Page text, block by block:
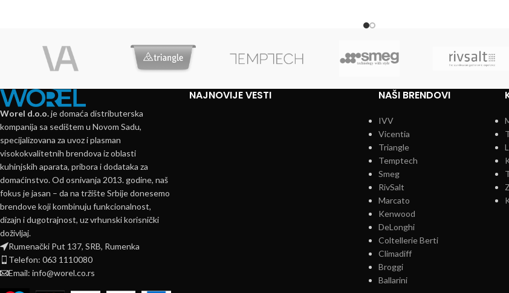
Worel d.o.o.je domaća distributerska
kompanija sa sedištem u Novom Sadu,
specijalizovana za uvoz i plasman
visokokvalitetnih brendova iz oblasti
kuhinjskih aparata, pribora i dodataka za
domaćinstvo. Od osnivanja 2013. godine, naš
fokus je jasan – da na tržište Srbije donesemo
brendove koji kombinuju funkcionalnost,
dizajn i dugotrajnost, uz vrhunski korisnički
doživljaj.
Rumenački Put 137, SRB, Rumenka
Telefon: 063 1110080
Email: info@worel.co.rs
NAJNOVIJE VESTI NAŠI BRENDOVI
IVV
Vicentia
Triangle
Temptech
Smeg
RivSalt
Marcato
Kenwood
DeLonghi
Coltellerie Berti
Climadiff
Broggi
Ballarini